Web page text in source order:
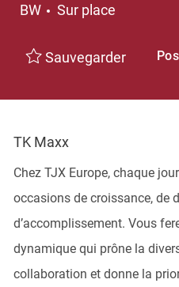
BW
Sur place
Sauvegarder
TK Maxx
Chez TJX Europe, chaque
occasions de croissance, de
d’accomplissement. Vous
dynamique qui prône la
collaboration et donne la